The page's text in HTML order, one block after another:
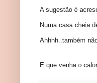
A sugestão é
Numa casa cheia
Ahhhh..também
E que venha o